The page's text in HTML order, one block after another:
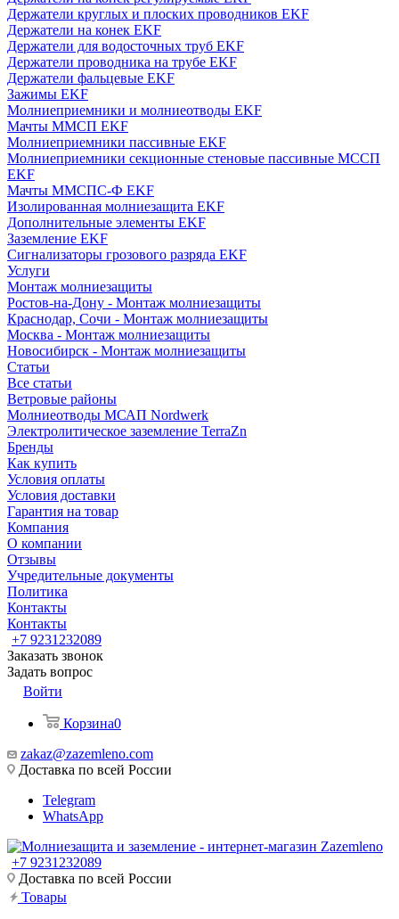
Держатели круглых и плоских проводников EKF
Держатели на конек EKF
Держатели для водосточных труб EKF
Держатели проводника на трубе EKF
Держатели фальцевые EKF
Зажимы EKF
Молниеприемники и молниеотводы EKF
Мачты ММСП EKF
Молниеприемники пассивные EKF
Молниеприемники секционные стеновые пассивные МССП
EKF
Мачты ММСПС-Ф EKF
Изолированная молниезащита EKF
Дополнительные элементы EKF
Заземление EKF
Сигнализаторы грозового разряда EKF
Услуги
Монтаж молниезащиты
Ростов-на-Дону - Монтаж молниезащиты
Краснодар, Сочи - Монтаж молниезащиты
Москва - Монтаж молниезащиты
Новосибирск - Монтаж молниезащиты
Статьи
Все статьи
Ветровые районы
Молниеотводы МСАП Nordwerk
Электролитическое заземление TerraZn
Бренды
Как купить
Условия оплаты
Условия доставки
Гарантия на товар
Компания
О компании
Отзывы
Учредительные документы
Политика
Контакты
Контакты
+7 9231232089
Заказать звонок
Задать вопрос
Войти
Корзина0
zakaz@zazemleno.com
Доставка по всей России
Telegram
WhatsApp
+7 9231232089
Доставка по всей России
Товары